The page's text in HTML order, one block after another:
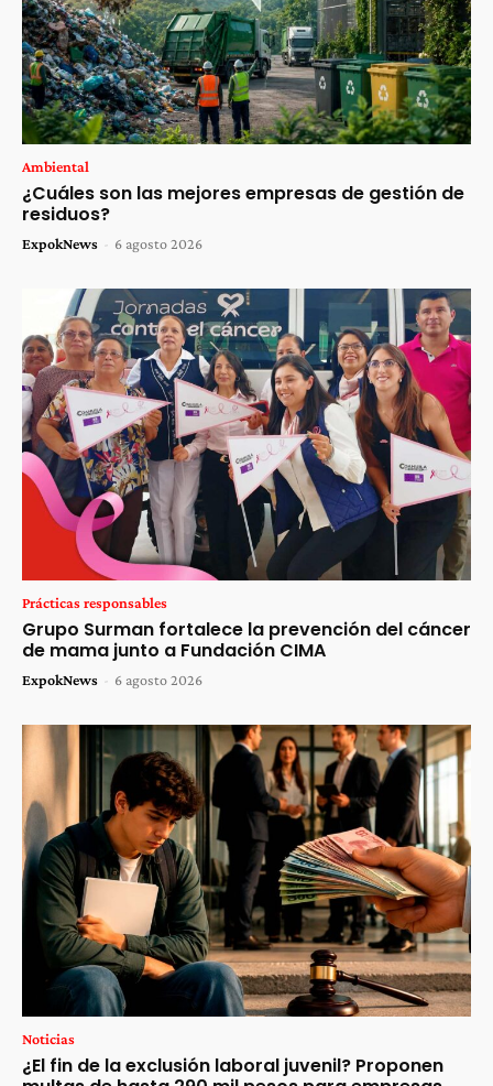
Ambiental
¿Cuáles son las mejores empresas de gestión de
residuos?
ExpokNews - 6 agosto 2026
Prácticas responsables
Grupo Surman fortalece la prevención del cáncer
de mama junto a Fundación CIMA
ExpokNews - 6 agosto 2026
Noticias
¿El fin de la exclusión laboral juvenil? Proponen